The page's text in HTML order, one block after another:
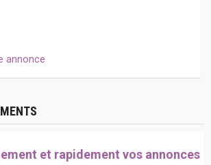
annonce
et rapidement vos annonces